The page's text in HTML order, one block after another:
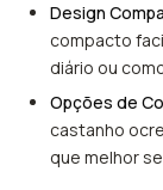
Design
compacto
diário ou
Opções de
castanho
que melhor